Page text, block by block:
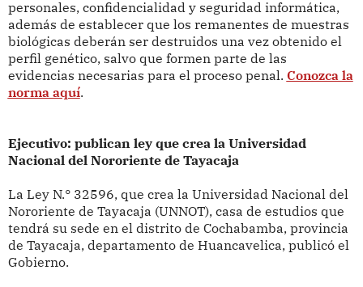
personales, confidencialidad y seguridad informática,
además de establecer que los remanentes de muestras
biológicas deberán ser destruidos una vez obtenido el
perfil genético, salvo que formen parte de las
evidencias necesarias para el proceso penal. Conozca la
norma aquí.
Ejecutivo: publican ley que crea la Universidad
Nacional del Nororiente de Tayacaja
La Ley N.° 32596, que crea la Universidad Nacional del
Nororiente de Tayacaja (UNNOT), casa de estudios que
tendrá su sede en el distrito de Cochabamba, provincia
de Tayacaja, departamento de Huancavelica, publicó el
Gobierno.